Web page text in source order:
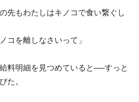
先もわたしはキノコで食い繋ぐし
コを離しなさいって」
料明細を見つめていると──すっと
た。